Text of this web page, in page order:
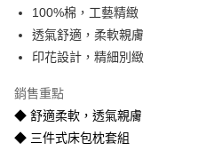
街口支付
悠遊付
全盈+PAY
AFTEE先享後付
100%棉，工藝精緻
透氣舒適，柔軟親膚
印花設計，精細別緻
銷售重點
◆ 舒適柔軟，透氣親膚
◆ 三件式床包枕套組